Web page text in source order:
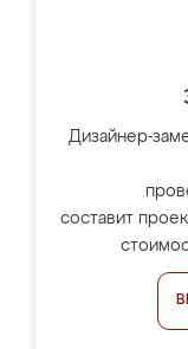
Дизайнер-
составит